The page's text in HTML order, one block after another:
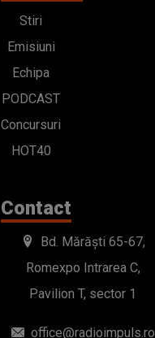
Stiri
Emisiuni
Echipa
PODCAST
Concursuri
HOT40
Contact
Bd. Mărăști 65-67,
Romexpo Intrarea C,
Pavilion T, sector 1
office@radioimpuls.ro